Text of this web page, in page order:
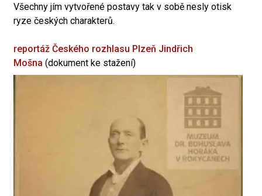
Všechny jím vytvořené postavy tak v sobě nesly otisk
ryze českých charakterů.
reportáž Českého rozhlasu Plzeň Jindřich
Mošna (dokument ke stažení)